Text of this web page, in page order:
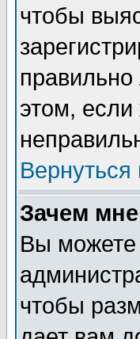
чтобы
этом,
Вернуться
Зачем
Вы можете
чтобы